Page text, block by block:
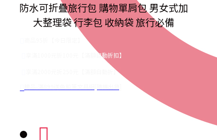
防水可折疊旅行包 購物單肩包 男女式加
大整理袋 行李包 收納袋 旅行必備
享滿1000元折100元【滿額自動折扣】
享滿2000元折250元【滿額自動折】